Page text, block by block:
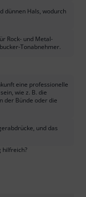
dünnen Hals, wodurch
Rock- und Metal-
Tonabnehmer.
eine professionelle
wie z. B. die
der Bünde oder die
und das
hilfreich?
dieseSie diese